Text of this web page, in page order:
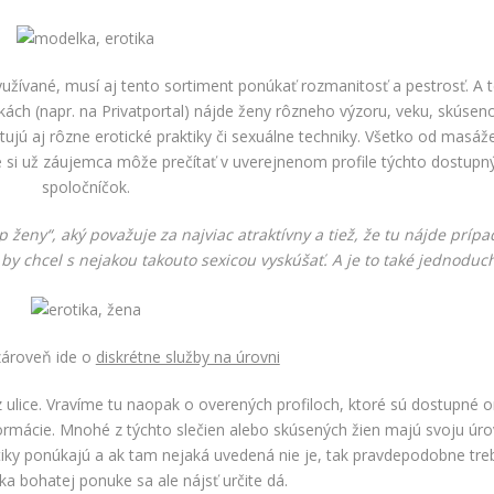
musí aj tento sortiment ponúkať rozmanitosť a pestrosť. A
(napr. na Privatportal) nájde ženy rôzneho výzoru, veku,
aj rôzne erotické praktiky či sexuálne techniky. Všetko od
už záujemca môže prečítať v uverejnenom profile týchto
spoločníčok.
ženy“, aký považuje za najviac atraktívny a tiež, že tu nájde
chcel s nejakou takouto sexicou vyskúšať. A je to také
ide o diskrétne služby na úrovni
Vravíme tu naopak o overených profiloch, ktoré sú dostupné
Mnohé z týchto slečien alebo skúsených žien majú svoju
ponúkajú a ak tam nejaká uvedená nie je, tak pravdepodobne
bohatej ponuke sa ale nájsť určite dá.